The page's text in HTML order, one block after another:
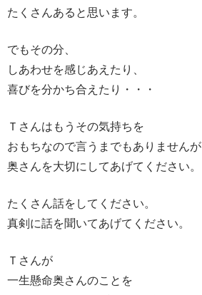
たくさんあると思います。
でもその分、
しあわせを感じあえたり、
喜びを分かち合えたり・・・
Ｔさんはもうその気持ちを
おもちなので言うまでもありませんが
奥さんを大切にしてあげてください。
たくさん話をしてください。
真剣に話を聞いてあげてください。
Ｔさんが
一生懸命奥さんのことを